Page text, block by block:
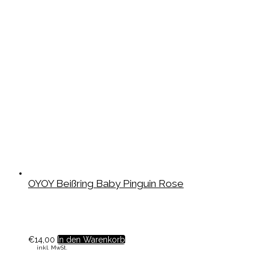
OYOY Beißring Baby Pinguin Rose
€14,00 In den Warenkorb
inkl. MwSt.